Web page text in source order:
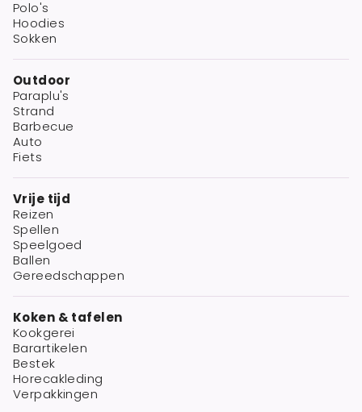
Polo's
Hoodies
Sokken
Outdoor
Paraplu's
Strand
Barbecue
Auto
Fiets
Vrije tijd
Reizen
Spellen
Speelgoed
Ballen
Gereedschappen
Koken & tafelen
Kookgerei
Barartikelen
Bestek
Horecakleding
Verpakkingen